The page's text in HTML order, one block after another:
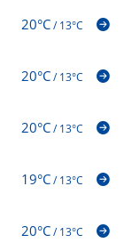
20°C/13°C
20°C/13°C
20°C/13°C
19°C/13°C
20°C/13°C